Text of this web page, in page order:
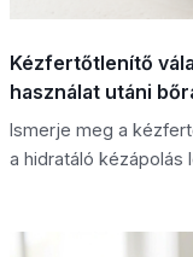
Kézfertőtlenítő
használat utáni
Ismerje meg a
a hidratáló kézápolás